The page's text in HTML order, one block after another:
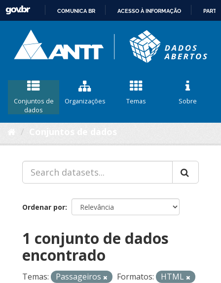
CONTEÚDO
COMUNICA BR ACESSO À INFORMAÇÃO
Conjuntos de
dados
Organizações Temas Sobre
Ordenar por
1 conjunto de dados
encontrado
Temas: Passageiros Formatos:
HTML